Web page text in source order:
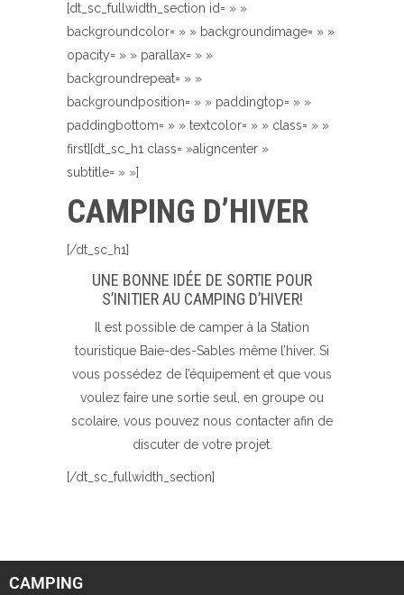
[dt_sc_fullwidth_section id= » »
backgroundcolor= » » backgroundimage= » »
opacity= » » parallax= » »
backgroundrepeat= » »
backgroundposition= » » paddingtop= » »
paddingbottom= » » textcolor= » » class= » »
first][dt_sc_h1 class= »aligncenter »
subtitle= » »]
CAMPING D’HIVER
[/dt_sc_h1]
UNE BONNE IDÉE DE SORTIE POUR
S’INITIER AU CAMPING D’HIVER!
Il est possible de camper à la Station
touristique Baie-des-Sables même l’hiver. Si
vous possédez de l’équipement et que vous
voulez faire une sortie seul, en groupe ou
scolaire, vous pouvez nous contacter afin de
discuter de votre projet.
[/dt_sc_fullwidth_section]
CAMPING